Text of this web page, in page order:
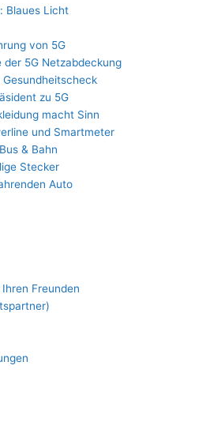
Blaues Licht
von 5G
der 5G Netzabdeckung
zu 5G
macht Sinn
und Smartmeter
& Bahn
Stecker
Auto
Freunden